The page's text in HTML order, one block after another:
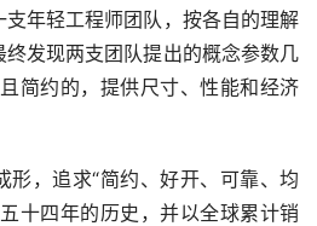
年轻工程师团队，按各自的理解
发现两支团队提出的概念参数几
简约的，提供尺寸、性能和经济
形，追求“简约、好开、可靠、均
十四年的历史，并以全球累计销